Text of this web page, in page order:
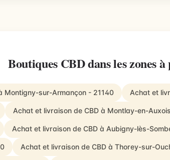
Boutiques CBD dans les zones
Montigny-sur-Armançon - 21140 Achat et
Achat et livraison de CBD à Montlay-en-
Achat et livraison de CBD à Aubigny-lès-
Achat et livraison de CBD à Thorey-sur-